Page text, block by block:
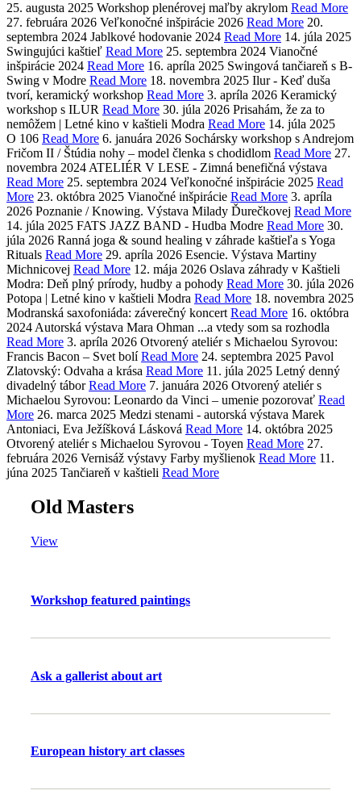
25. augusta 2025 Workshop plenérovej maľby akrylom Read More
27. februára 2026 Veľkonočné inšpirácie 2026 Read More 20.
septembra 2024 Jablkové hodovanie 2024 Read More 14. júla 2025
Swingujúci kaštieľ Read More 25. septembra 2024 Vianočné
inšpirácie 2024 Read More 16. apríla 2025 Swingová tančiareň s B-
Swing v Modre Read More 18. novembra 2025 Ilur - Keď duša
tvorí, keramický workshop Read More 3. apríla 2026 Keramický
workshop s ILUR Read More 30. júla 2026 Prisahám, že za to
nemôžem | Letné kino v kaštieli Modra Read More 14. júla 2025
O 106 Read More 6. januára 2026 Sochársky workshop s Andrejom
Fričom II / Štúdia nohy – model členka s chodidlom Read More 27.
novembra 2024 ATELIÉR V LESE - Zimná benefičná výstava
Read More 25. septembra 2024 Veľkonočné inšpirácie 2025 Read
More 23. októbra 2025 Vianočné inšpirácie Read More 3. apríla
2026 Poznanie / Knowing. Výstava Milady Ďurečkovej Read More
14. júla 2025 FATS JAZZ BAND - Hudba Modre Read More 30.
júla 2026 Ranná joga & sound healing v záhrade kaštieľa s Yoga
Rituals Read More 29. apríla 2026 Esencie. Výstava Martiny
Michnicovej Read More 12. mája 2026 Oslava záhrady v Kaštieli
Modra: Deň plný prírody, hudby a pohody Read More 30. júla 2026
Potopa | Letné kino v kaštieli Modra Read More 18. novembra 2025
Modranská saxofoniáda: záverečný koncert Read More 16. októbra
2024 Autorská výstava Mara Ohman ...a vtedy som sa rozhodla
Read More 3. apríla 2026 Otvorený ateliér s Michaelou Syrovou:
Francis Bacon – Svet bolí Read More 24. septembra 2025 Pavol
Zlatovský: Odvaha a krása Read More 11. júla 2025 Letný denný
divadelný tábor Read More 7. januára 2026 Otvorený ateliér s
Michaelou Syrovou: Leonardo da Vinci – umenie pozorovať Read
More 26. marca 2025 Medzi stenami - autorská výstava Marek
Antoniaci, Eva Ježíšková Lásková Read More 14. októbra 2025
Otvorený ateliér s Michaelou Syrovou - Toyen Read More 27.
februára 2026 Vernisáž výstavy Farby myšlienok Read More 11.
júna 2025 Tančiareň v kaštieli Read More
Old Masters
View
Workshop featured paintings
Ask a gallerist about art
European history art classes